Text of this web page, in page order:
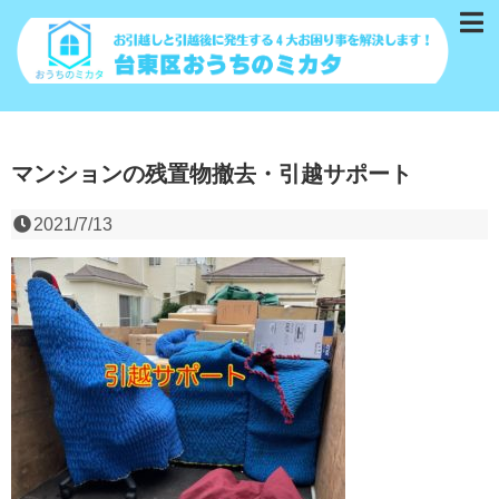
マンションの残置物撤去・引越サポート
2021/7/13